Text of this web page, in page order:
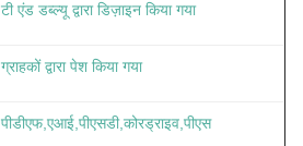
टी एंड डब्ल्यू द्वारा डिज़ाइन किया गया
ग्राहकों द्वारा पेश किया गया
पीडीएफ,एआई,पीएसडी,कोरड्राइव,पीएस